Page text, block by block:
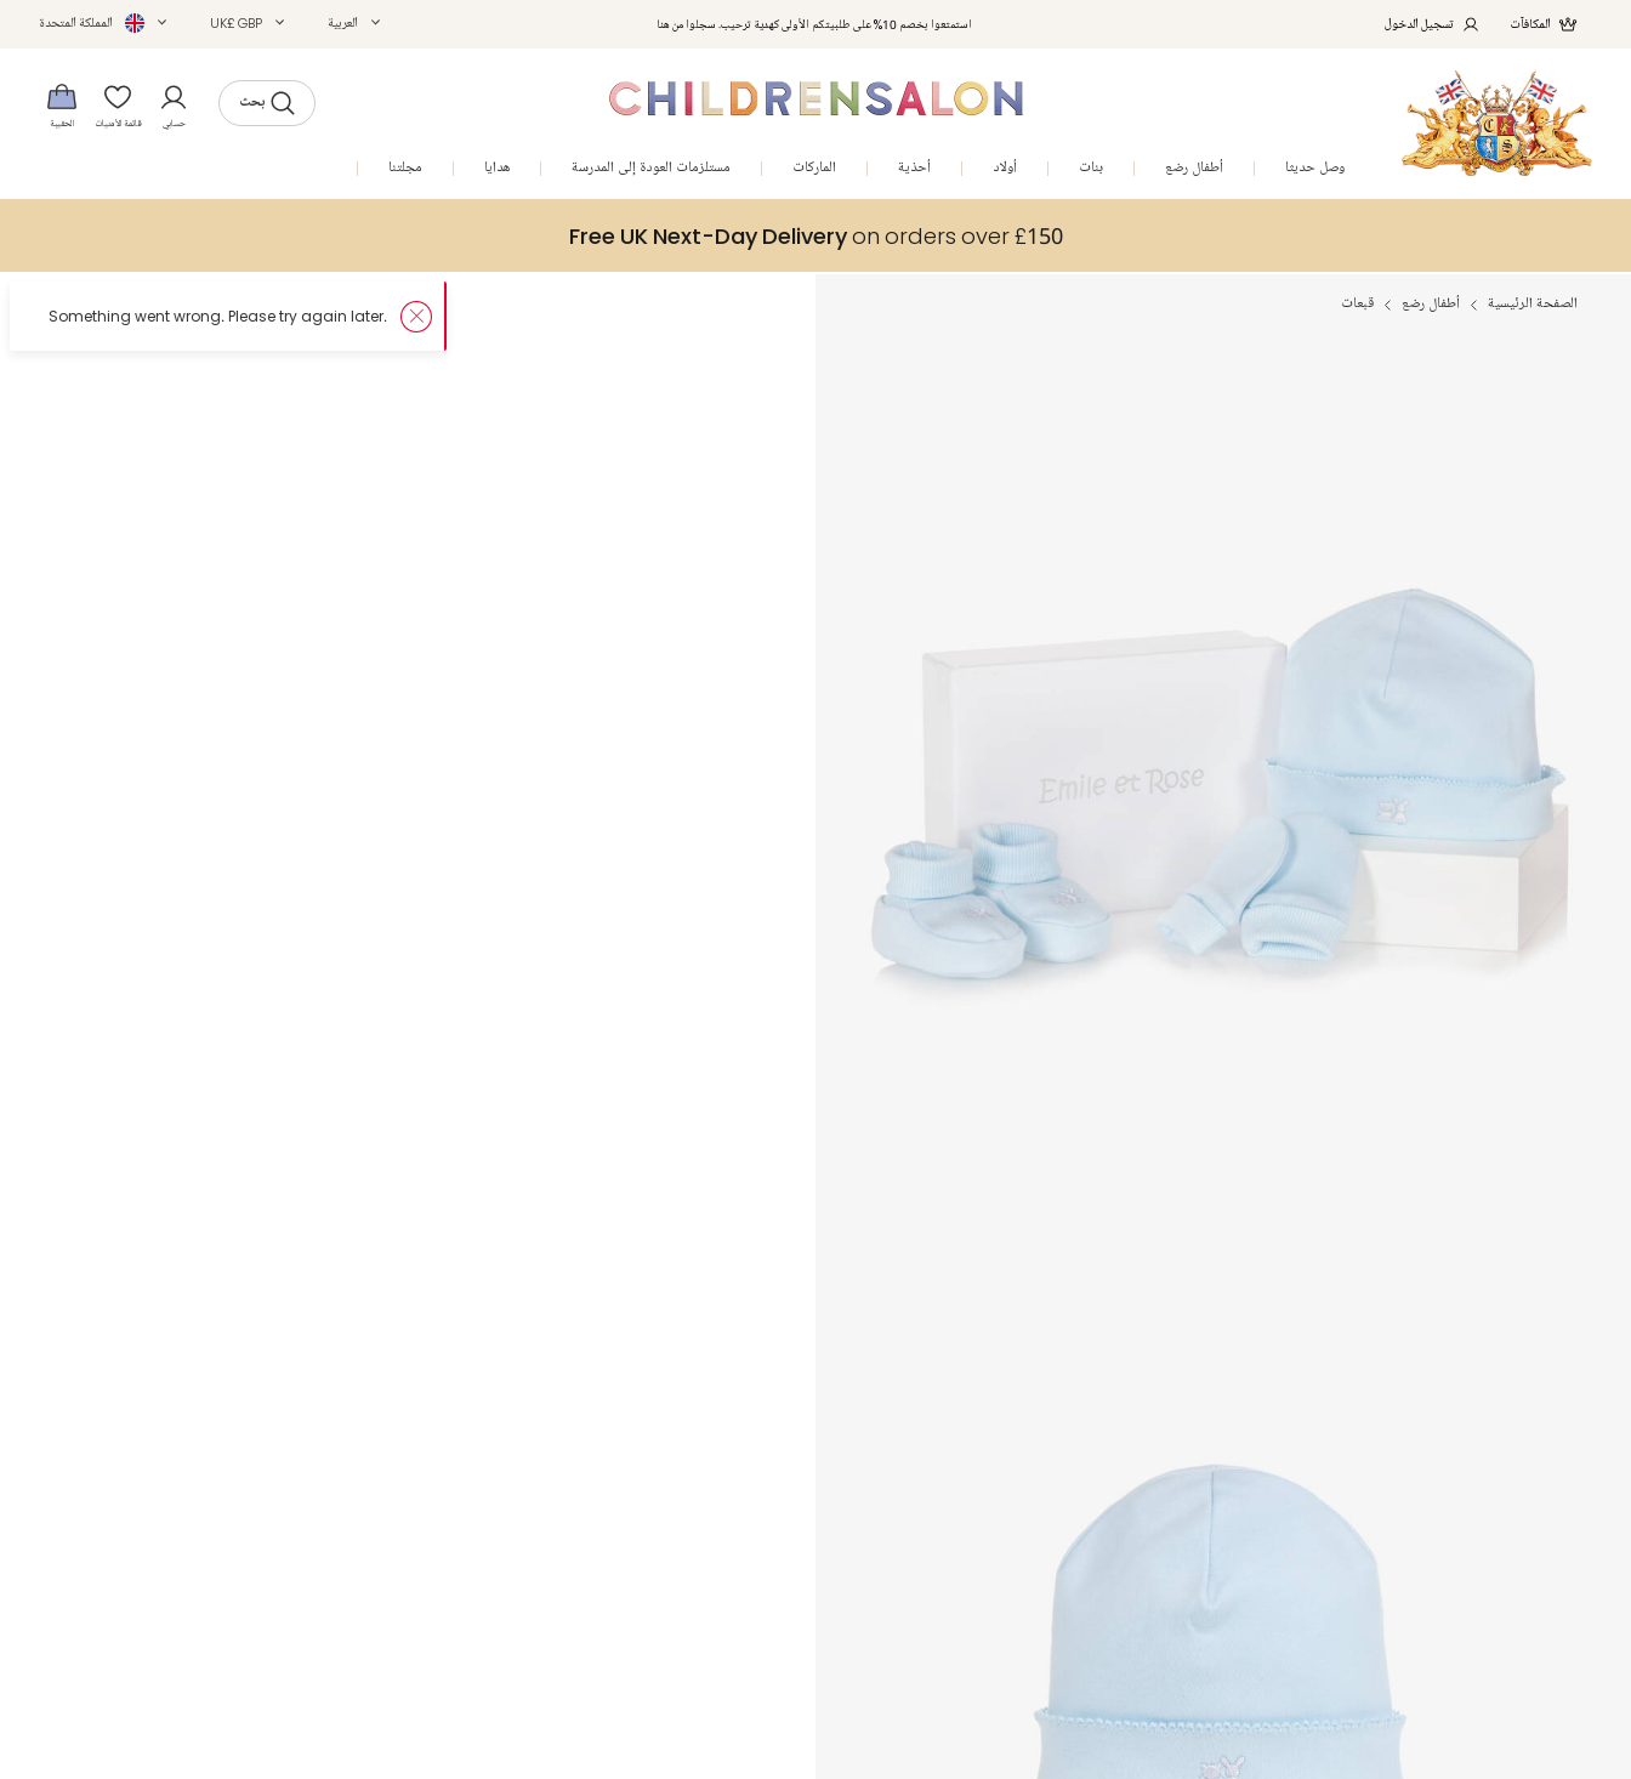
استمتعوا بخصم 10% على طلبيتكم الأولى كهدية ترحيب. سجلوا من هنا المكافآت تسجيل الدخول العربية UK£ GBP المملكة المتحدة
بحث
حسابي قائمة الأمنيات الحقيبة
وصل حديثا أطفال رضع بنات أولاد أحذية الماركات مستلزمات العودة إلى المدرسة هدايا مجلتنا
Free UK Next-Day Deliveryon orders over £150
الصفحة الرئيسية أطفال رضع قبعات